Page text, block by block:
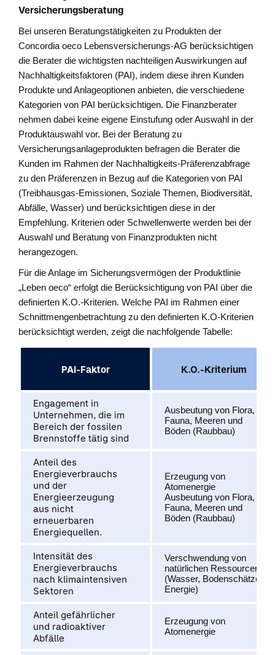
Versicherungsberatung
Bei unseren Beratungstätigkeiten zu Produkten der
Concordia oeco Lebensversicherungs-AG berücksichtigen
die Berater die wichtigsten nachteiligen Auswirkungen auf
Nachhaltigkeitsfaktoren (PAI), indem diese ihren Kunden
Produkte und Anlageoptionen anbieten, die verschiedene
Kategorien von PAI berücksichtigen. Die Finanzberater
nehmen dabei keine eigene Einstufung oder Auswahl in der
Produktauswahl vor. Bei der Beratung zu
Versicherungsanlageprodukten befragen die Berater die
Kunden im Rahmen der Nachhaltigkeits-Präferenzabfrage
zu den Präferenzen in Bezug auf die Kategorien von PAI
(Treibhausgas-Emissionen, Soziale Themen, Biodiversität,
Abfälle, Wasser) und berücksichtigen diese in der
Empfehlung. Kriterien oder Schwellenwerte werden bei der
Auswahl und Beratung von Finanzprodukten nicht
herangezogen.
Für die Anlage im Sicherungsvermögen der Produktlinie
„Leben oeco“ erfolgt die Berücksichtigung von PAI über die
definierten K.O.-Kriterien. Welche PAI im Rahmen einer
Schnittmengenbetrachtung zu den definierten K.O-Kriterien
berücksichtigt werden, zeigt die nachfolgende Tabelle:
PAI-Faktor K.O.-Kriterium
Engagement in
Unternehmen, die im
Bereich der fossilen
Brennstoffe tätig sind
Ausbeutung von Flora,
Fauna, Meeren und
Böden (Raubbau)
Anteil des
Energieverbrauchs
und der
Energieerzeugung
aus nicht
erneuerbaren
Energiequellen.
Erzeugung von
Atomenergie
Ausbeutung von Flora,
Fauna, Meeren und
Böden (Raubbau)
Intensität des
Energieverbrauchs
nach klimaintensiven
Sektoren
Verschwendung von
natürlichen Ressourcen
(Wasser, Bodenschätze,
Energie)
Anteil gefährlicher
und radioaktiver
Abfälle
Erzeugung von
Atomenergie